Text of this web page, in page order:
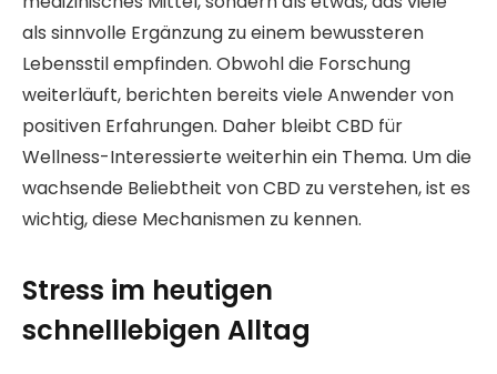
als sinnvolle Ergänzung zu einem bewussteren
Lebensstil empfinden. Obwohl die Forschung
weiterläuft, berichten bereits viele Anwender von
positiven Erfahrungen. Daher bleibt CBD für
Wellness-Interessierte weiterhin ein Thema. Um die
wachsende Beliebtheit von CBD zu verstehen, ist es
wichtig, diese Mechanismen zu kennen.
Stress im heutigen
schnelllebigen Alltag